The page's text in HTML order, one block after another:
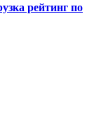
рейтинг по